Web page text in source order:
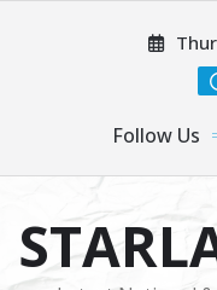
Follow Us